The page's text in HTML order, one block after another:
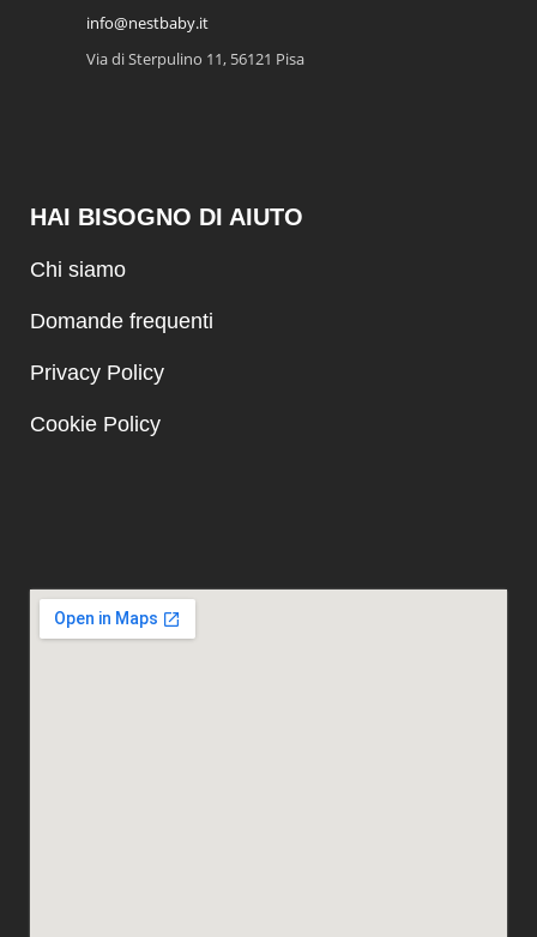
info@nestbaby.it
Via di Sterpulino 11, 56121 Pisa
HAI BISOGNO DI AIUTO
Chi siamo
Domande frequenti
Privacy Policy
Cookie Policy